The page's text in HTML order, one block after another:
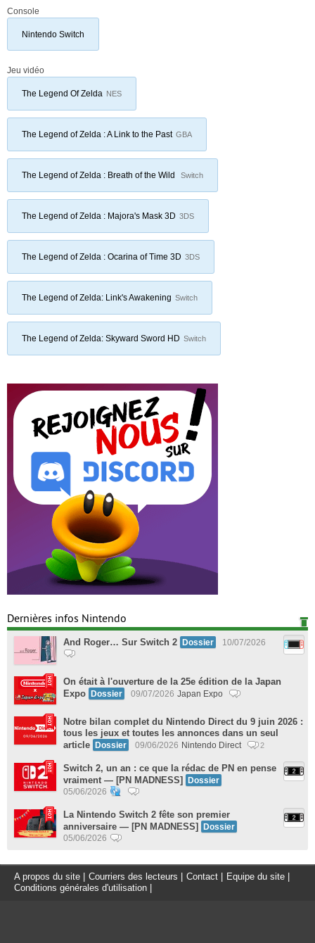
Console
Nintendo Switch
Jeu vidéo
The Legend Of Zelda NES
The Legend of Zelda : A Link to the Past GBA
The Legend of Zelda : Breath of the Wild Switch
The Legend of Zelda : Majora's Mask 3D 3DS
The Legend of Zelda : Ocarina of Time 3D 3DS
The Legend of Zelda: Link's Awakening Switch
The Legend of Zelda: Skyward Sword HD Switch
Dernières infos Nintendo
And Roger… Sur Switch 2 Dossier 10/07/2026
On était à l'ouverture de la 25e édition de la Japan
Expo Dossier 09/07/2026 Japan Expo
Notre bilan complet du Nintendo Direct du 9 juin 2026 :
tous les jeux et toutes les annonces dans un seul
article Dossier 09/06/2026 Nintendo Direct 2
Switch 2, un an : ce que la rédac de PN en pense
vraiment — [PN MADNESS]
Dossier
05/06/2026
La Nintendo Switch 2 fête son premier
anniversaire — [PN MADNESS]
Dossier
05/06/2026
A propos du site Courriers des lecteurs Contact Equipe du site
Conditions générales d'utilisation